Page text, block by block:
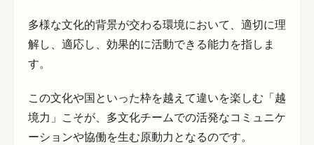
多様な文化的背景が交わる環境において、適切に理
解し、適応し、効果的に活動できる能力を指しま
す。
この文化や国といった枠を越えて違いを楽しむ「越
境力」こそが、多文化チームでの活発なコミュニケ
ーションや協働を生む原動力となるのです。